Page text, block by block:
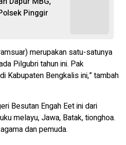
Pinggir
merupakan satu-satunya
Pilgubri tahun ini. Pak
Kabupaten Bengkalis ini,” tambah
Besutan Engah Eet ini dari
melayu, Jawa, Batak, tionghoa.
dan pemuda.